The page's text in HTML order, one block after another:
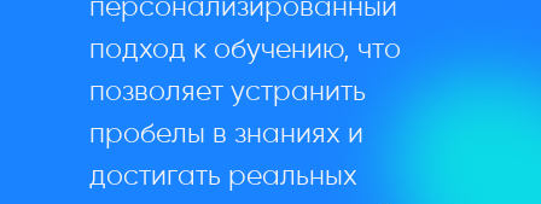
персонализированный
подход к обучению, что
позволяет устранить
пробелы в знаниях и
достигать реальных